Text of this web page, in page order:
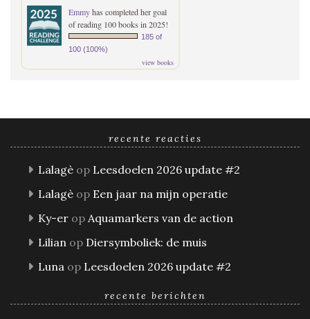
Emmyhas completed her goal
of reading 100 books in 2025!
185 of
100 (100%)
view books
recente reacties
Lalagè op Leesdoelen 2026 update #2
Lalagè op Een jaar na mijn operatie
Ky-er op Aquamarkers van de action
Lilian op Diersymboliek: de muis
Luna op Leesdoelen 2026 update #2
recente berichten